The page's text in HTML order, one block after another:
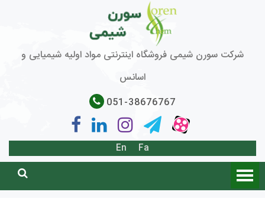
شرکت سورن شیمی فروشگاه اینترنتی مواد اولیه شیمیایی و
اسانس
051-38676767
Fa
En